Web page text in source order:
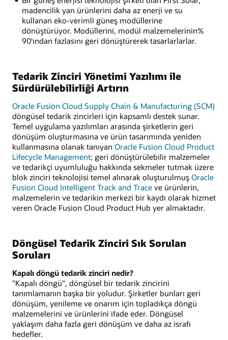
madencilik yan ürünlerini daha az enerji ve su
kullanan eko-verimli güneş modüllerine
dönüştürüyor. Modüllerini, modül malzemelerinin%
90'ından fazlasını geri dönüştürerek tasarlarlarlar.
Tedarik Zinciri Yönetimi Yazılımı ile
Sürdürülebilirliği Artırın
Oracle Fusion Cloud Supply Chain & Manufacturing (SCM)
döngüsel tedarik zincirleri için kapsamlı destek sunar.
Temel uygulama yazılımları arasında şirketlerin geri
dönüşüm oluşturmasına ve ürün tasarımında yeniden
kullanmasına olanak tanıyan Oracle Fusion Cloud Product
Lifecycle Management; geri dönüştürülebilir malzemeler
ve tedarikçi uyumluluğu hakkında sekmeler tutmak üzere
blok zinciri teknolojisi temel alınarak oluşturulmuş Oracle
Fusion Cloud Intelligent Track and Trace ve ürünlerin,
malzemelerin ve tedarikin merkezi bir kaydı olarak hizmet
veren Oracle Fusion Cloud Product Hub yer almaktadır.
Döngüsel Tedarik Zinciri Sık Sorulan
Soruları
Kapalı döngü tedarik zinciri nedir?
"Kapalı döngü", döngüsel bir tedarik zincirini
tanımlamanın başka bir yoludur. Şirketler bunları geri
dönüşüm, yenileme ve onarım için topladıkça döngü
malzemelerini ve ürünlerini ifade eder. Döngüsel
yaklaşım daha fazla geri dönüşüm ve daha az israfı
hedefler.